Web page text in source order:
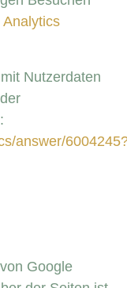
Analytics
Nutzerdaten
answer/
Google